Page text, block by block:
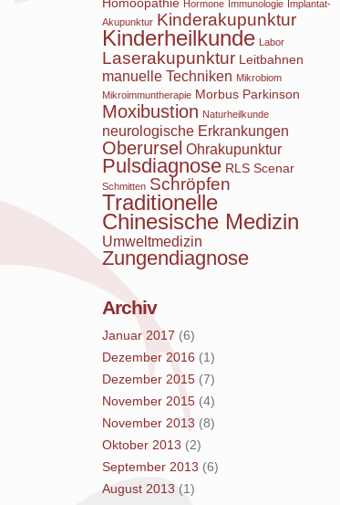
Hormone Immunologie Implantat-
Akupunktur Kinderakupunktur
Kinderheilkunde Labor
Laserakupunktur Leitbahnen
manuelle Techniken Mikrobiom
Mikroimmuntherapie Morbus Parkinson
Moxibustion Naturheilkunde
neurologische Erkrankungen
Oberursel Ohrakupunktur
Pulsdiagnose RLS Scenar
Schmitten Schröpfen
Traditionelle
Chinesische Medizin
Umweltmedizin
Zungendiagnose
Archiv
Januar 2017 (6)
Dezember 2016 (1)
Dezember 2015 (7)
November 2015 (4)
November 2013 (8)
Oktober 2013 (2)
September 2013 (6)
August 2013 (1)